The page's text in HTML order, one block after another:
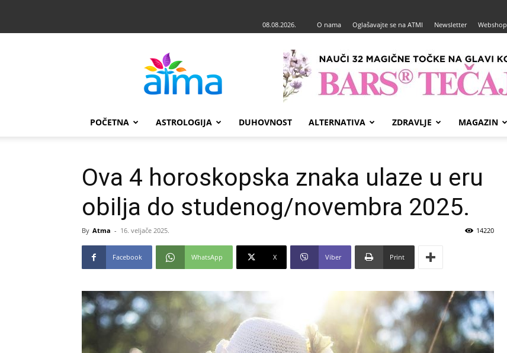
08.08.2026. O nama Oglašavajte se na ATMI Newsletter Webshop
POČETNA ASTROLOGIJA DUHOVNOST ALTERNATIVA ZDRAVLJE MAGAZIN
Ova 4 horoskopska znaka ulaze u eru
obilja do studenog/novembra 2025.
By Atma - 16. veljače 2025. 14220
Facebook WhatsApp X Viber Print